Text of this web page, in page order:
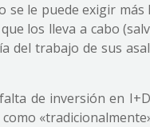
se le puede exigir
los lleva a cabo
del trabajo de sus
de inversión en